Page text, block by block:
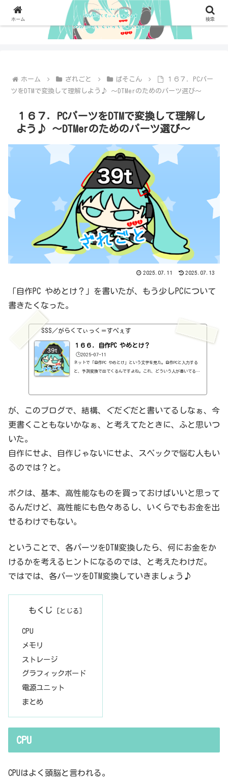
ホーム ざれごと ぱそこん
１６７．PCパー
ツをDTMで変換して理解しよう♪ 〜DTMerのためのパーツ選び〜
１６７．PCパーツをDTMで変換して理解し
よう♪ 〜DTMerのためのパーツ選び〜
2025.07.11 2025.07.13
「自作PC やめとけ？」を書いたが、もう少しPCについて
書きたくなった。
SSS／がらくてぃっく＝すぺぇす
１６６．自作PC やめとけ？
🕒️2025-07-11
ネットで「自作PC やめとけ」という文字を見た。自作PCと入力する
と、予測変換で出てくるんですよね。これ、どういう人が書いてるん
ない（ないわけでもないが）ことと、コスパがそれほど良くないこと
かと。いや、実際の記事を読んでないので、正確なことはわからない
のだが。実際にPCを自作しているボクから言わせてもらうと、全くも
が、このブログで、結構、ぐだぐだと書いてるしなぁ、今
更書くこともないかなぁ、と考えてたときに、ふと思いつ
いた。
自作にせよ、自作じゃないにせよ、スペックで悩む人もい
るのでは？と。
ボクは、基本、高性能なものを買っておけばいいと思って
るんだけど、高性能にも色々あるし、いくらでもお金を出
せるわけでもない。
ということで、各パーツをDTM変換したら、何にお金をか
けるかを考えるヒントになるのでは、と考えたわけだ。
ではでは、各パーツをDTM変換していきましょう♪
もくじ
CPU
メモリ
ストレージ
グラフィックボード
電源ユニット
まとめ
CPU
CPUはよく頭脳と言われる。
ホーム 検索